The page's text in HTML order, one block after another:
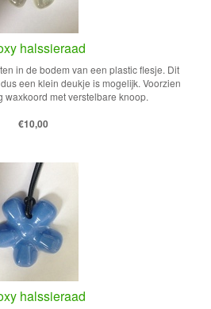
halssieraad
in de bodem van een plastic flesje. Dit
een klein deukje is mogelijk. Voorzien
waxkoord met verstelbare knoop.
€10,00
halssieraad